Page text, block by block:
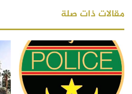
مقالات ذات صلة